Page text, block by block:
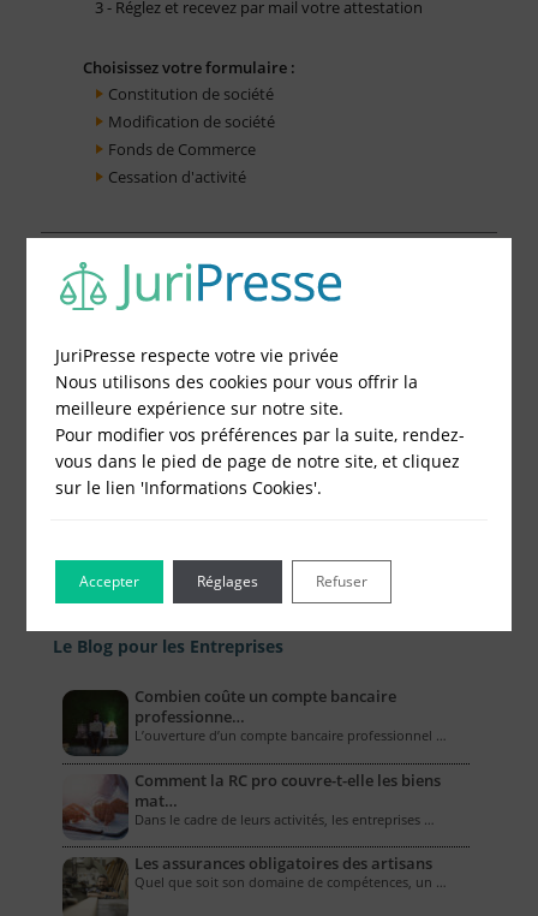
3 - Réglez et recevez par mail votre attestation
Choisissez votre formulaire :
Constitution de société
Modification de société
Fonds de Commerce
Cessation d'activité
Le Blog pour les Entreprises
Combien coûte un compte bancaire
professionne…
L’ouverture d’un compte bancaire professionnel …
Comment la RC pro couvre-t-elle les biens
mat…
Dans le cadre de leurs activités, les entreprises …
Les assurances obligatoires des artisans
Quel que soit son domaine de compétences, un …
JuriPresse respecte votre vie privée
Nous utilisons des cookies pour vous offrir la
meilleure expérience sur notre site.
Pour modifier vos préférences par la suite, rendez-
vous dans le pied de page de notre site, et cliquez
sur le lien 'Informations Cookies'.
Accepter Refuser
Réglages